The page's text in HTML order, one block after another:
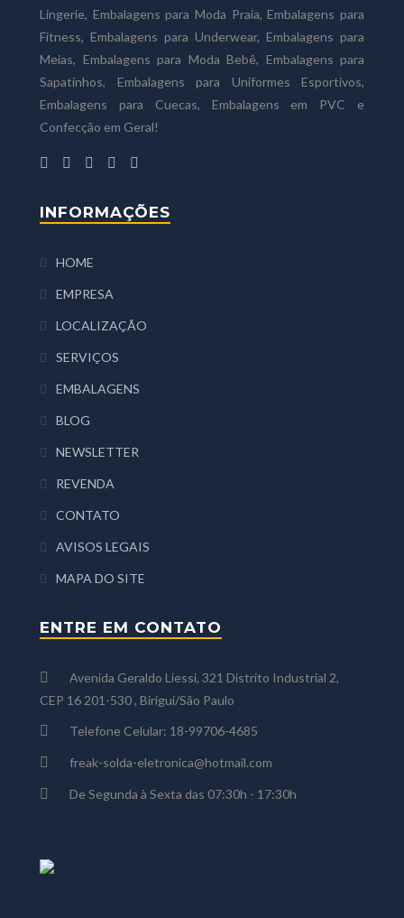
Lingerie, Embalagens para Moda Praia, Embalagens para
Fitness, Embalagens para Underwear, Embalagens para
Meias, Embalagens para Moda Bebê, Embalagens para
Sapatinhos, Embalagens para Uniformes Esportivos,
Embalagens para Cuecas, Embalagens em PVC e
Confecção em Geral!
INFORMAÇÕES
HOME
EMPRESA
LOCALIZAÇÃO
SERVIÇOS
EMBALAGENS
BLOG
NEWSLETTER
REVENDA
CONTATO
AVISOS LEGAIS
MAPA DO SITE
ENTRE EM CONTATO
Avenida Geraldo Liessi, 321 Distrito Industrial 2,
CEP 16 201-530 , Birigui/São Paulo
Telefone Celular: 18-99706-4685
freak-solda-eletronica@hotmail.com
De Segunda à Sexta das 07:30h - 17:30h